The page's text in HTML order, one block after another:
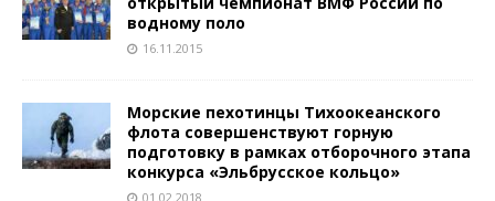
водному поло
16.11.2015
Морские пехотинцы Тихоокеанского
флота совершенствуют горную
подготовку в рамках отборочного этапа
конкурса «Эльбрусское кольцо»
01.02.2018